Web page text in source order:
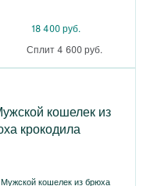
18 400 руб.
Сплит 4 600 руб.
Мужской кошелек из брюха